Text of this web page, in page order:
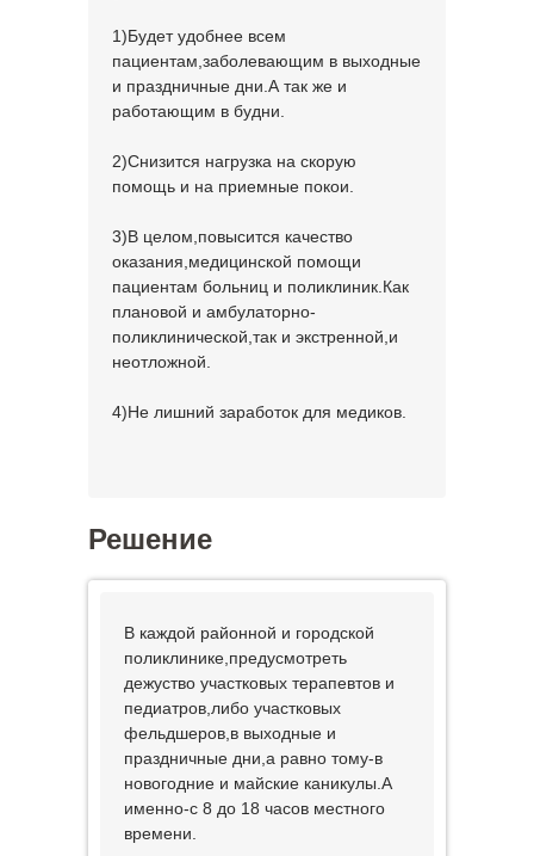
1)Будет удобнее всем
пациентам,заболевающим в выходные
и праздничные дни.А так же и
работающим в будни.
2)Снизится нагрузка на скорую
помощь и на приемные покои.
3)В целом,повысится качество
оказания,медицинской помощи
пациентам больниц и поликлиник.Как
плановой и амбулаторно-
поликлинической,так и экстренной,и
неотложной.
4)Не лишний заработок для медиков.
Решение
В каждой районной и городской
поликлинике,предусмотреть
дежуство участковых терапевтов и
педиатров,либо участковых
фельдшеров,в выходные и
праздничные дни,а равно тому-в
новогодние и майские каникулы.А
именно-с 8 до 18 часов местного
времени.